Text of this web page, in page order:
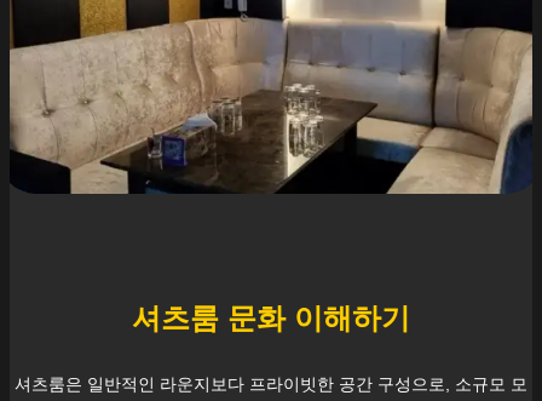
셔츠룸 문화 이해하기
셔츠룸은 일반적인 라운지보다 프라이빗한 공간 구성으로, 소규모 모